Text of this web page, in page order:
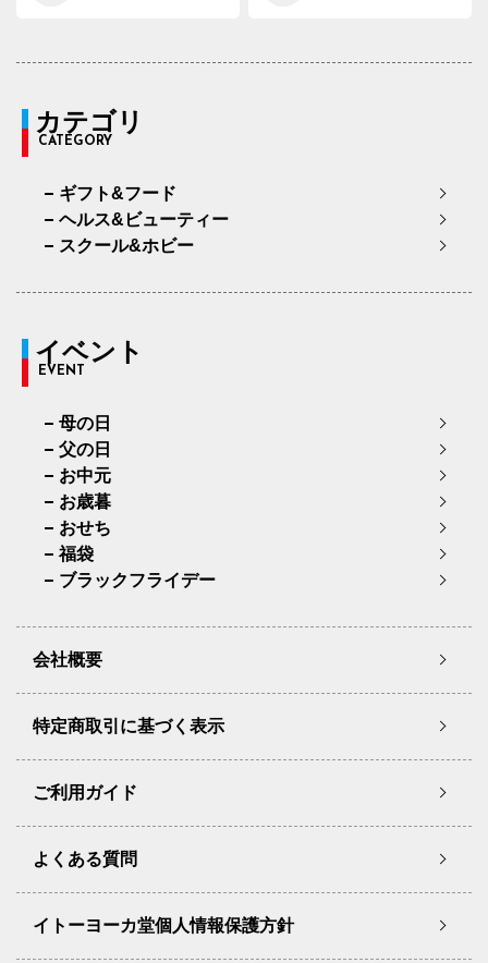
カテゴリ
CATEGORY
ギフト&フード
ヘルス&ビューティー
スクール&ホビー
イベント
EVENT
母の日
父の日
お中元
お歳暮
おせち
福袋
ブラックフライデー
会社概要
特定商取引に基づく表示
ご利用ガイド
よくある質問
イトーヨーカ堂個人情報保護方針